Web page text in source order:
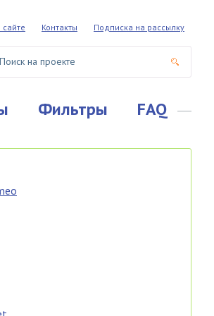
сайте Контакты Подписка на рассылку
Фильтры FAQ